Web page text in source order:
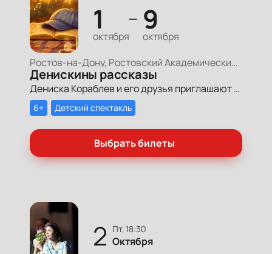
1
октября
— 9
октября
Ростов-на-Дону, Ростовский Академический Театр Драмы, Большая сцена
Денискины рассказы
Дениска Кораблев и его друзья приглашают мам, пап и ребят отправиться в невероятно весёлое и душевное приключение!
6+ Детский спектакль
Выбрать билеты
2 пт, 18:30
Октября